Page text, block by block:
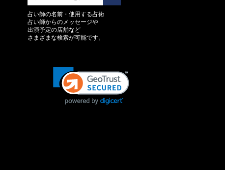
占い師の名前・使用する占術
占い師からのメッセージや
出演予定の店舗など
さまざまな検索が可能です。